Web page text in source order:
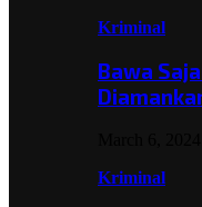
Kriminal
Bawa
Kriminal